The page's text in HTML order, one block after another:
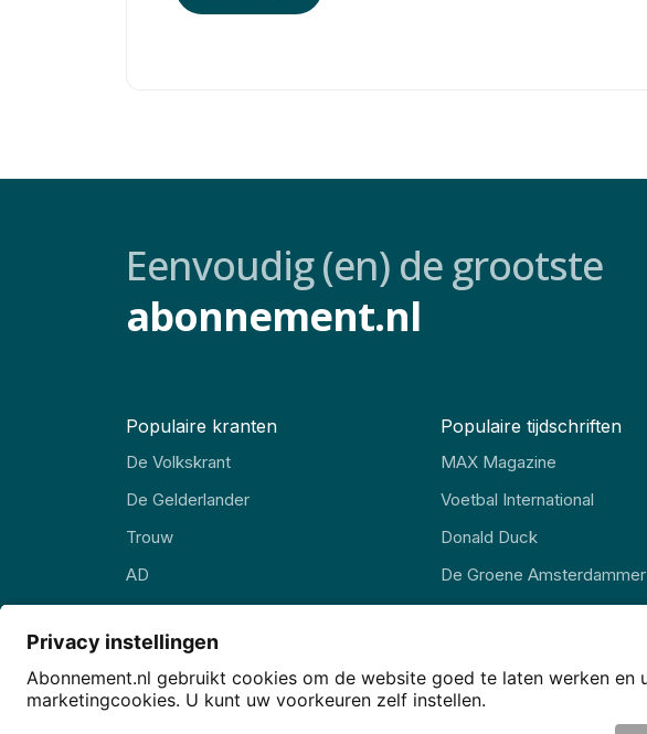
Eenvoudig (en) de grootste
abonnement.nl
Populaire kranten
De Volkskrant
De Gelderlander
Trouw
AD
FD
Populaire tijdschriften
MAX Magazine
Voetbal International
Donald Duck
De Groene Amsterdammer
EW Magazine